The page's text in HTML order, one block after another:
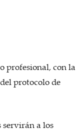
profesional, con la
protocolo de
servirán a los